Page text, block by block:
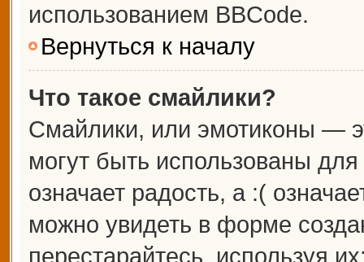
использованием BBCode.
Вернуться к началу
Что такое смайлики?
Смайлики, или эмотиконы —
могут быть использованы
означает радость, а :(
можно увидеть в форме
перестарайтесь, используя